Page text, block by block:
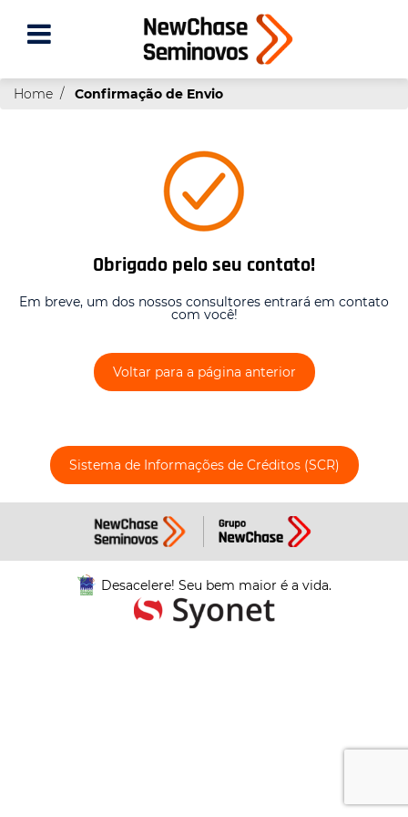
Home Confirmação de Envio
Obrigado pelo seu contato!
Em breve, um dos nossos consultores entrará em contato
com você!
Voltar para a página anterior
Sistema de Informações de Créditos (SCR)
Desacelere! Seu bem maior é a vida.